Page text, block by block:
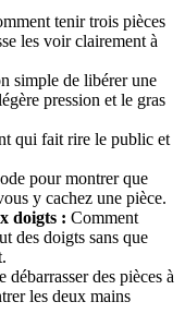
tenir trois pièces
les voir clairement à
simple de libérer une
pression et le gras
qui fait rire le public et
pour montrer que
y cachez une pièce.
doigts : Comment
des doigts sans que
débarrasser des pièces à
les deux mains